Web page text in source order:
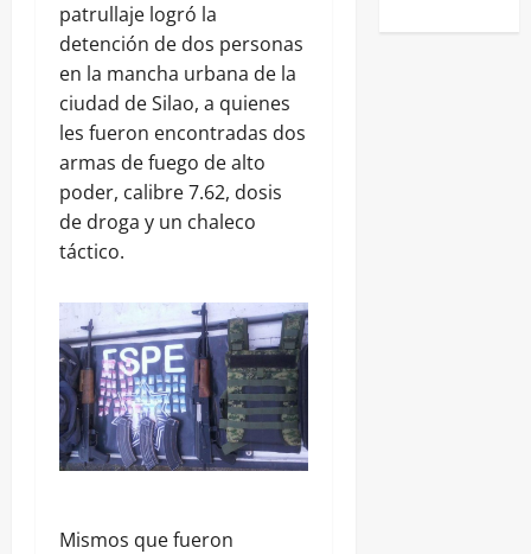
patrullaje logró la
detención de dos personas
en la mancha urbana de la
ciudad de Silao, a quienes
les fueron encontradas dos
armas de fuego de alto
poder, calibre 7.62, dosis
de droga y un chaleco
táctico.
Mismos que fueron